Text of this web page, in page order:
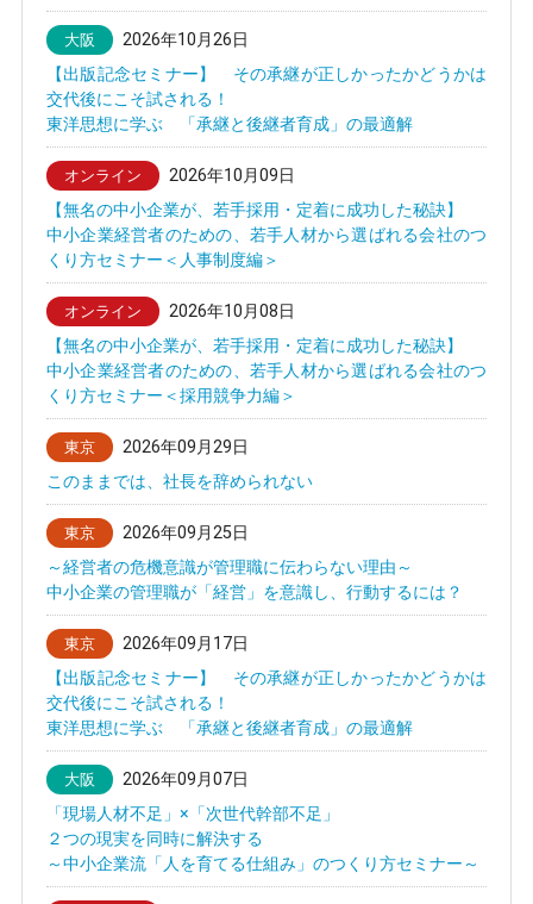
大阪
2026年10月26日
【出版記念セミナー】 その承継が正しかったかどうかは
交代後にこそ試される！
東洋思想に学ぶ 「承継と後継者育成」の最適解
オンライン
2026年10月09日
【無名の中小企業が、若手採用・定着に成功した秘訣】
中小企業経営者のための、若手人材から選ばれる会社のつ
くり方セミナー＜人事制度編＞
オンライン
2026年10月08日
【無名の中小企業が、若手採用・定着に成功した秘訣】
中小企業経営者のための、若手人材から選ばれる会社のつ
くり方セミナー＜採用競争力編＞
東京
2026年09月29日
このままでは、社長を辞められない
東京
2026年09月25日
～経営者の危機意識が管理職に伝わらない理由～
中小企業の管理職が「経営」を意識し、行動するには？
東京
2026年09月17日
【出版記念セミナー】 その承継が正しかったかどうかは
交代後にこそ試される！
東洋思想に学ぶ 「承継と後継者育成」の最適解
大阪
2026年09月07日
「現場人材不足」×「次世代幹部不足」
２つの現実を同時に解決する
～中小企業流「人を育てる仕組み」のつくり方セミナー～